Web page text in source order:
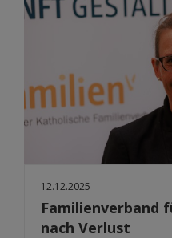
12.12.2025
Familienverband
nach Verlust